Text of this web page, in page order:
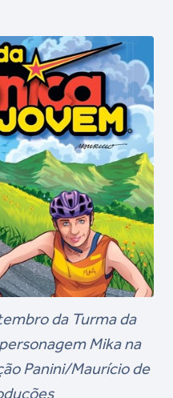
da Turma da
Mika na
Panini/Maurício de